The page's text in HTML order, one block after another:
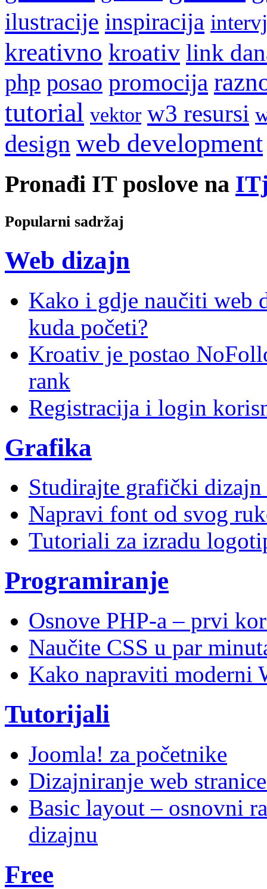
ilustracije inspiracija
kreativno kroativ link
php posao promocija
tutorial vektor w3 resursi
design web development
Pronađi IT poslove na
Popularni sadržaj
Web dizajn
Kako i gdje naučiti web
kuda početi?
Kroativ je postao
rank
Registracija i login
Grafika
Studirajte grafički dizajn
Napravi font od svog
Tutoriali za izradu
Programiranje
Osnove PHP-a – prvi
Naučite CSS u par
Kako napraviti moderni
Tutorijali
Joomla! za početnike
Dizajniranje web
Basic layout – osnovni
dizajnu
Free